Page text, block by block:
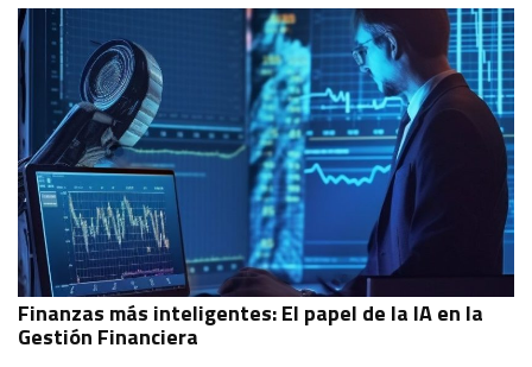
Finanzas más inteligentes: El papel de la IA en la
Gestión Financiera